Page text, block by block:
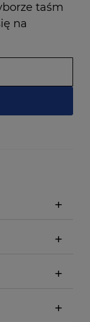
taśm
na